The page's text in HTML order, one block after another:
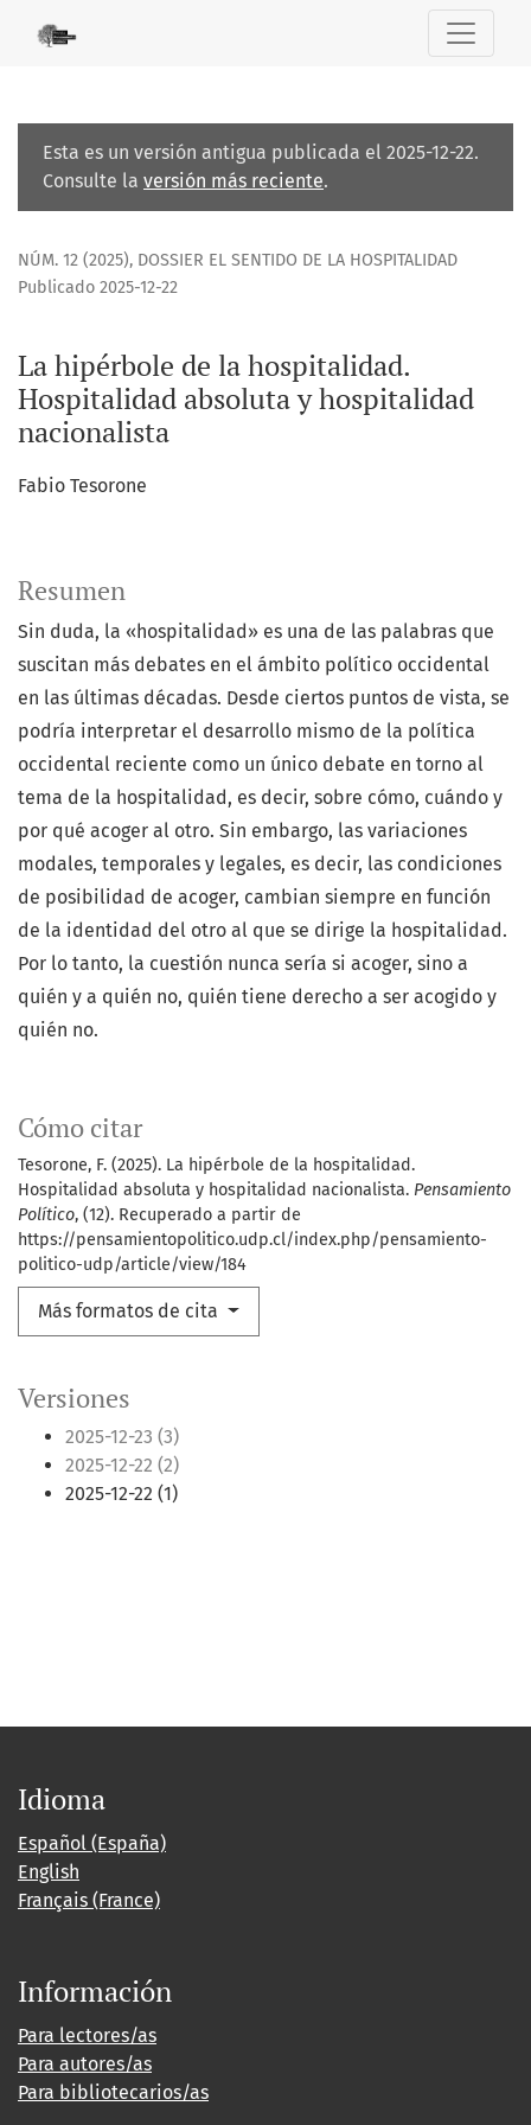
La hipérbole de la hospitalidad. Hospitalidad absoluta y
Esta es un versión antigua publicada el 2025-12-22.
Consulte la versión más reciente.
NÚM. 12 (2025), DOSSIER EL SENTIDO DE LA HOSPITALIDAD
La hipérbole de la hospitalidad.
Hospitalidad absoluta y hospitalidad
nacionalista
Publicado 2025-12-22
Fabio Tesorone
Versiones
2025-12-23 (3)
2025-12-22 (2)
2025-12-22 (1)
Cómo citar
Tesorone, F. (2025). La hipérbole de la hospitalidad.
Hospitalidad absoluta y hospitalidad nacionalista. Pensamiento
Político, (12). Recuperado a partir de
https://pensamientopolitico.udp.cl/index.php/pensamiento-
politico-udp/article/view/184
Más formatos de cita
Resumen
Sin duda, la «hospitalidad» es una de las palabras que
suscitan más debates en el ámbito político occidental
en las últimas décadas. Desde ciertos puntos de vista, se
podría interpretar el desarrollo mismo de la política
occidental reciente como un único debate en torno al
tema de la hospitalidad, es decir, sobre cómo, cuándo y
por qué acoger al otro. Sin embargo, las variaciones
modales, temporales y legales, es decir, las condiciones
de posibilidad de acoger, cambian siempre en función
de la identidad del otro al que se dirige la hospitalidad.
Por lo tanto, la cuestión nunca sería si acoger, sino a
quién y a quién no, quién tiene derecho a ser acogido y
quién no.
Idioma
Español (España)
English
Français (France)
Información
Para lectores/as
Para autores/as
Para bibliotecarios/as